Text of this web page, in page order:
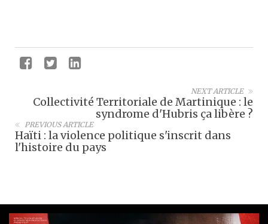
NEXT ARTICLE
Collectivité Territoriale de Martinique : le
syndrome d'Hubris ça libère ?
PREVIOUS ARTICLE
Haïti : la violence politique s'inscrit dans
l'histoire du pays